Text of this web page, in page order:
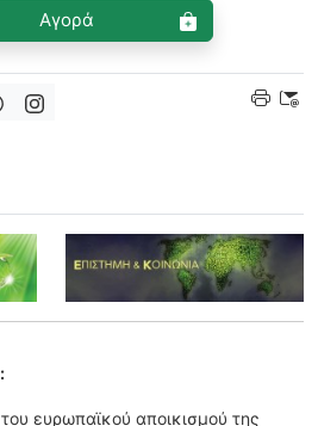
Αγορά
ευρωπαϊκού αποικισμού της